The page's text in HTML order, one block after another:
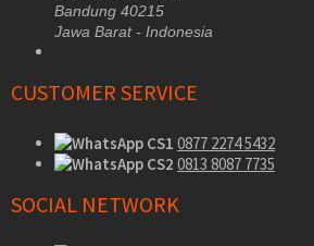
Bandung 40215
Jawa Barat - Indonesia
CUSTOMER SERVICE
CS1 0877 2274 5432
CS2 0813 8087 7735
SOCIAL NETWORK